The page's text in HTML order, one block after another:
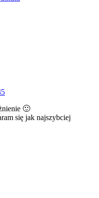
🙂
się jak najszybciej